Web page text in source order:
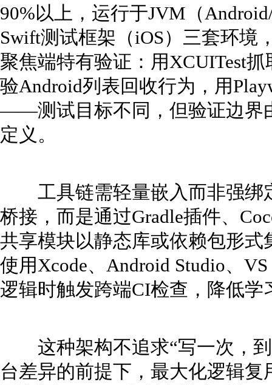
90%以上，运行于JVM（
Swift测试框架（iOS）三套环境
聚焦端特有验证：用XCUITest抓
验Android列表回收行为，用
——测试目标不同，但验证边界
定义。
工具链需轻量嵌入而非强绑
桥接，而是通过Gradle插件、
共享模块以静态库或依赖包形
使用Xcode、Android Studio、
逻辑时触发跨端CI检查，降低学
这种架构不追求“写一次，到
台差异的前提下，最大化逻辑